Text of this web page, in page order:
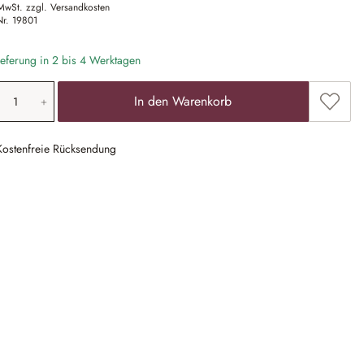
zzgl. Versandkosten
19801
in 2 bis 4 Werktagen
Anzahl: Gib den gewünschten
In den Warenkorb Zum
Rücksendung